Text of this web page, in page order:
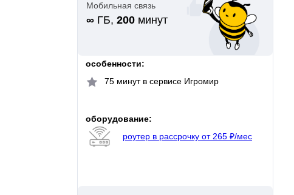
Мобильная связь
∞ ГБ, 200 минут
75 минут в сервисе Игромир
роутер в рассрочку от 265 ₽/мес
оборудование:
особенности: